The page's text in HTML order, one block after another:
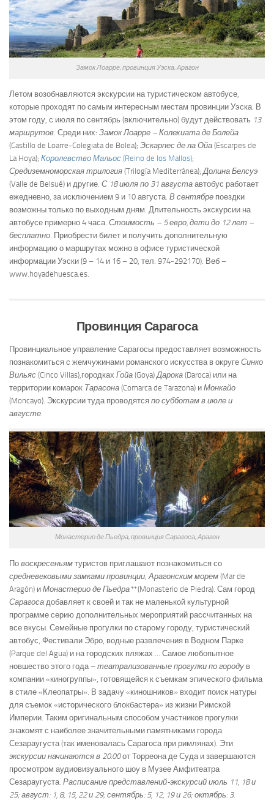
Замок Лоарре, провинция Уэска, Арагон
Летом возобнавляются экскурсии на туристическом автобусе,
которые проходят по самым интересным местам провинции Уэска. В
этом году, с июля по сентябрь (включительно) будут действовать 13
маршрутов. Среди них: Замок Лоарре – Колехиата де Болейа
(Castillo de Loarre-Colegiata de Bolea); Эскарпес де ла Ойа (Escarpes de
La Hoya); Королевство Мальос (Reino de los Mallos);
Средиземноморская трилогия (Trilogía Mediterránea);Долина Белсуэ
(Valle de Belsué) и другие. С 18 июля по 31 августа автобус работает
ежедневно, за исключением 9 и 10 августа. В сентябре поездки
возможны только по выходным дням. Длительность экскурсии на
автобусе примерно 4 часа. Стоимость – 5 евро, дети до 12 лет –
бесплатно. Приобрести билет и получить дополнительную
информацию о маршрутах можно в офисе туристической
информации Уэски (9 – 14 и 16 – 20, тел: 974-292170). Веб –
www.hoyadehuesca.es.
Провинция Сарагоса
Провинциальное управление Сарагосы предоставляет возможность
познакомиться с жемчужинами романского искусства в округе Синко
Вильяс (Cinco Villas),городках Гойа (Goya)Дарока (Daroca) или на
территории комарок Тарасона (Comarca de Tarazona) и Монкайо
(Moncayo). Экскурсии туда проводятся по субботам в июле и
августе.
Монастерио де Пьедра, провинция Сарагоса, Арагон
По воскресеньям туристов приглашают познакомиться со
средневековыми замками провинции,Арагонским морем (Mar de
Aragón) и Монастерио де Пьедра**(Monasterio de Piedra). Сам город
Сарагоса добавляет к своей и так не маленькой культурной
программе серию дополнительных мероприятий рассчитанных на
все вкусы. Семейные прогулки по старому городу, туристический
автобус, Фестивали Эбро, водные развлечения в Водном Парке
(Parque del Agua) и на городских пляжах … Самое любопытное
новшество этого года – театрализованные прогулки по городу в
компании «киногруппы», готовящейся к съемкам эпического фильма
в стиле «Клеопатры». В задачу «киношников» входит поиск натуры
для съемок «исторического блокбастера» из жизни Римской
Империи. Таким оригинальным способом участников прогулки
знакомят с наиболее значительными памятниками города
Сезараугуста (так именовалась Сарагоса при римлянах). Эти
экскурсии начинаются в 20.00от Торреона де Суда и завершаются
просмотром аудиовизуального шоу в Музее Амфитеатра
Сезараугуста. Расписание представлений-экскурсий июль 11, 18 и
25; август: 1, 8, 15, 22 и 29; сентябрь: 5, 12, 19 и 26; октябрь: 3.